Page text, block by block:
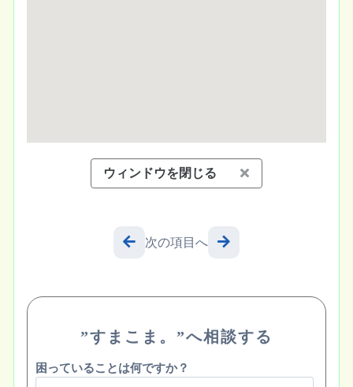
ウィンドウを閉じる
次の項目へ
”すまこま。”へ相談する
困っていることは何ですか？